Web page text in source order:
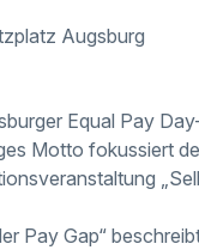
Augsburg
Equal Pay
Motto fokussiert
Pay Gap“